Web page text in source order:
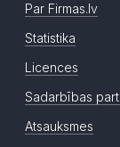
Par Firmas.lv
Statistika
Licences
Sadarbības
Atsauksmes